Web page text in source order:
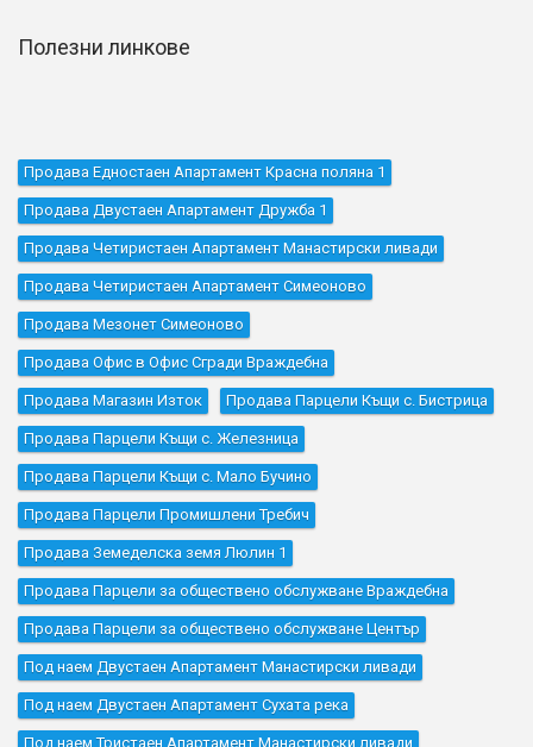
Полезни линкове
Продава Едностаен Апартамент Красна поляна 1
Продава Двустаен Апартамент Дружба 1
Продава Четиристаен Апартамент Манастирски ливади
Продава Четиристаен Апартамент Симеоново
Продава Мезонет Симеоново
Продава Офис в Офис Сгради Враждебна
Продава Магазин Изток Продава Парцели Къщи с. Бистрица
Продава Парцели Къщи с. Железница
Продава Парцели Къщи с. Мало Бучино
Продава Парцели Промишлени Требич
Продава Земеделска земя Люлин 1
Продава Парцели за обществено обслужване Враждебна
Продава Парцели за обществено обслужване Център
Под наем Двустаен Апартамент Манастирски ливади
Под наем Двустаен Апартамент Сухата река
Под наем Тристаен Апартамент Манастирски ливади